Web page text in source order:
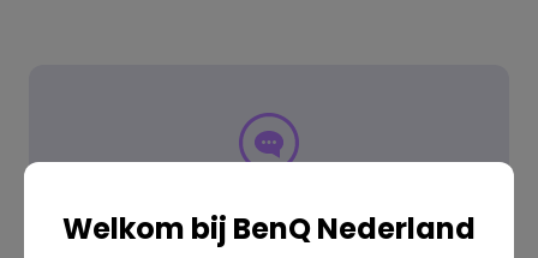
Welkom bij BenQ Nederland
Heb je een vraag?